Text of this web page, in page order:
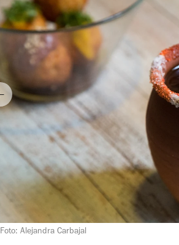
Foto: Alejandra Carbajal